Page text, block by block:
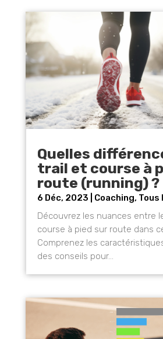
Quelles
trail et course à
route (running) ?
6 Déc, 2023 Coaching, Tous
Découvrez les nuances entre
course à pied sur route dans
Comprenez les
des conseils pour...